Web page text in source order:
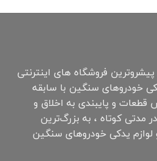
پیشروترین فروشگاه های اینترنتی
خودروهای سنگین با سابقه
قطعات و پایبندی به اخلاق و
کوتاه ، به بزرگ‌ترین
لوازم یدکی خودروهای سنگین